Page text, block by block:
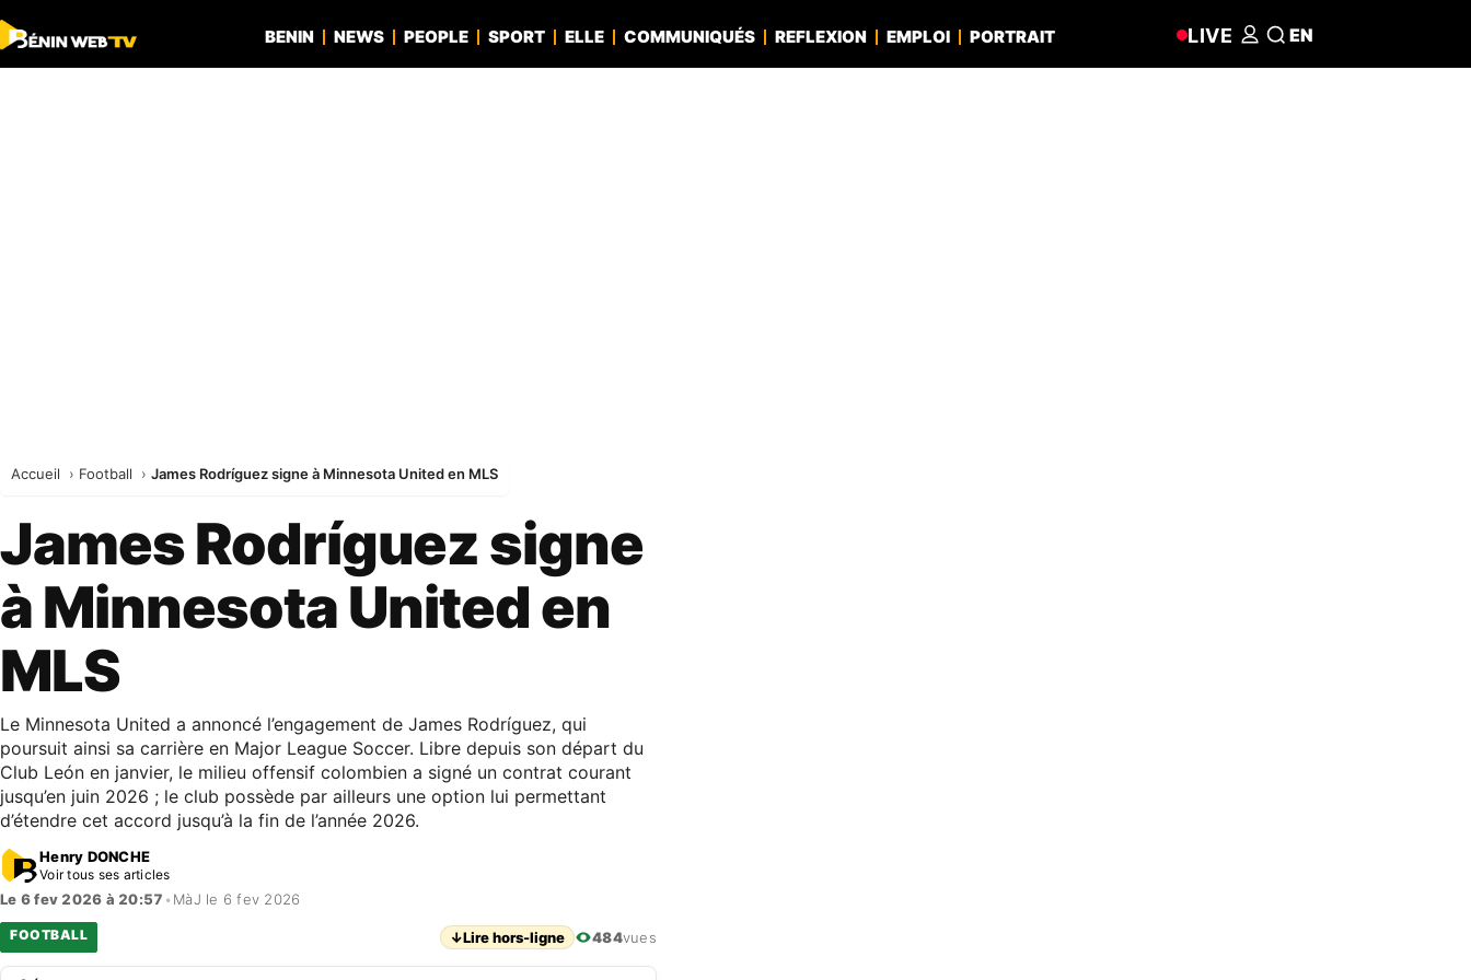
BENIN NEWS PEOPLE SPORT ELLE COMMUNIQUÉS REFLEXION EMPLOI PORTRAIT LIVE EN
Accueil Football James Rodríguez signe à Minnesota United en MLS
James Rodríguez signe
à Minnesota United en
MLS
Le Minnesota United a annoncé l’engagement de James Rodríguez, qui
poursuit ainsi sa carrière en Major League Soccer. Libre depuis son départ du
Club León en janvier, le milieu offensif colombien a signé un contrat courant
jusqu’en juin 2026 ; le club possède par ailleurs une option lui permettant
d’étendre cet accord jusqu’à la fin de l’année 2026.
Henry DONCHE
Voir tous ses articles
Le 6 fev 2026 à 20:57 • MàJ le 6 fev 2026
FOOTBALL ↓Lire hors-ligne 484vues